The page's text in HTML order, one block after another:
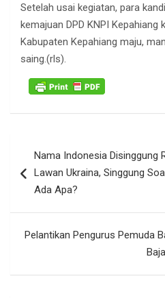
Setelah usai kegiatan, para
kemajuan DPD KNPI Kepahiang
Kabupaten Kepahiang maju,
saing.(rls).
posNama Indonesia Disinggung
Lawan Ukraina, Singgung
Ada Apa?
Pelantikan Pengurus Pemuda